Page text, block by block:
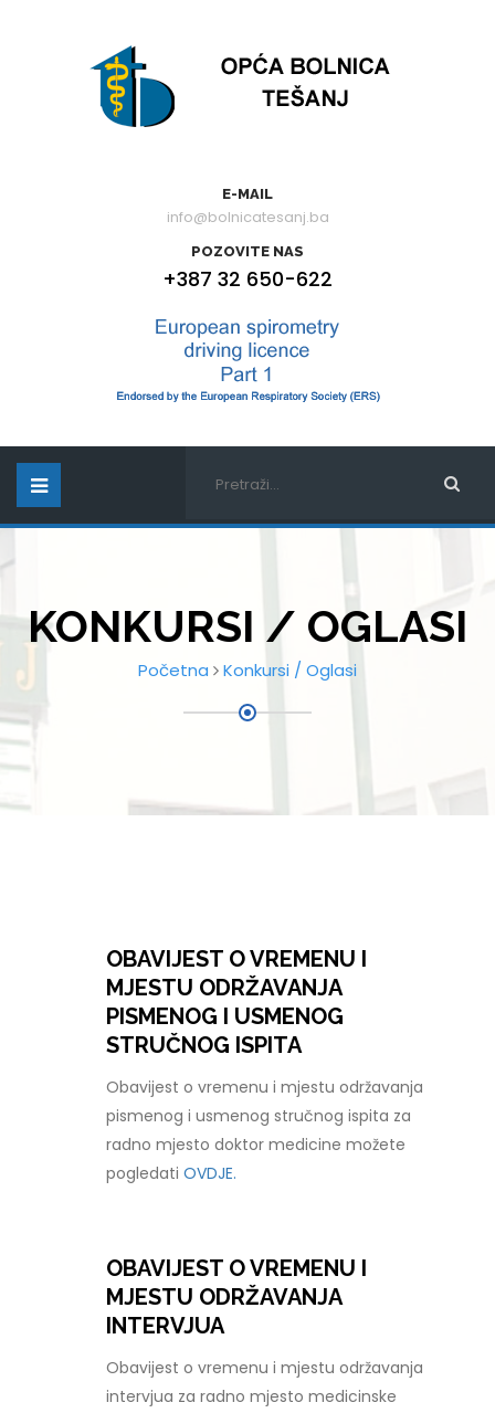
E-MAIL
info@bolnicatesanj.ba
POZOVITE NAS
+387 32 650-622
KONKURSI / OGLASI
Početna Konkursi / Oglasi
OBAVIJEST O VREMENU I
MJESTU ODRŽAVANJA
PISMENOG I USMENOG
STRUČNOG ISPITA
Obavijest o vremenu i mjestu održavanja
pismenog i usmenog stručnog ispita za
radno mjesto doktor medicine možete
pogledatiOVDJE.
OBAVIJEST O VREMENU I
MJESTU ODRŽAVANJA
INTERVJUA
Obavijest o vremenu i mjestu održavanja
intervjua za radno mjesto medicinske